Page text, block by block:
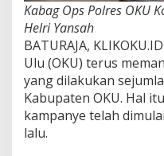
Kabag Ops Polres OKU
Helri Yansah
BATURAJA,
Ulu (OKU) terus
yang dilakukan
Kabupaten OKU. Hal
kampanye telah
lalu.